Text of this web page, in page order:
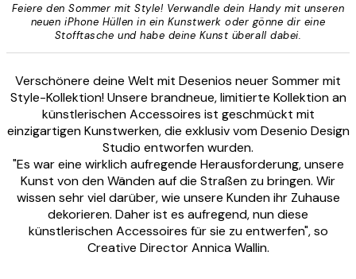
Feiere den Sommer mit Style! Verwandle dein Handy mit unseren
neuen iPhone Hüllen in ein Kunstwerk oder gönne dir eine
Stofftasche und habe deine Kunst überall dabei.
Verschönere deine Welt mit Desenios neuer Sommer mit
Style-Kollektion! Unsere brandneue, limitierte Kollektion an
künstlerischen Accessoires ist geschmückt mit
einzigartigen Kunstwerken, die exklusiv vom Desenio Design
Studio entworfen wurden.
"Es war eine wirklich aufregende Herausforderung, unsere
Kunst von den Wänden auf die Straßen zu bringen. Wir
wissen sehr viel darüber, wie unsere Kunden ihr Zuhause
dekorieren. Daher ist es aufregend, nun diese
künstlerischen Accessoires für sie zu entwerfen", so
Creative Director Annica Wallin.